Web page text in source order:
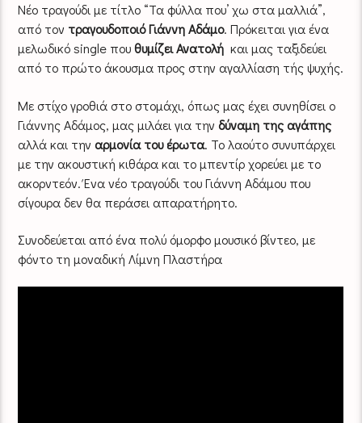
Νέο τραγούδι με τίτλο “Τα φύλλα που’ χω στα μαλλιά”,
από τον τραγουδοποιό Γιάννη Αδάμο. Πρόκειται για ένα
μελωδικό single πουθυμίζει Ανατολή και μας ταξιδεύει
από το πρώτο άκουσμα προς στην αγαλλίαση τής ψυχής.
Με στίχο γροθιά στο στομάχι, όπως μας έχει συνηθίσει ο
Γιάννης Αδάμος, μας μιλάει για την δύναμη της αγάπης
αλλά και την αρμονία του έρωτα. Το λαούτο συνυπάρχει
με την ακουστική κιθάρα και το μπεντίρ χορεύει με το
ακορντεόν. Ένα νέο τραγούδι του Γιάννη Αδάμου που
σίγουρα δεν θα περάσει απαρατήρητο.
Συνοδεύεται από ένα πολύ όμορφο μουσικό βίντεο, με
φόντο τη μοναδική Λίμνη Πλαστήρα